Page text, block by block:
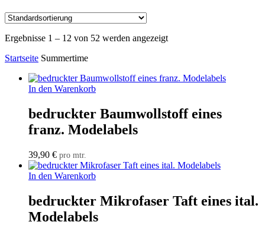
Ergebnisse 1 – 12 von 52 werden angezeigt
Startseite Summertime
In den Warenkorb
bedruckter Baumwollstoff eines
franz. Modelabels
39,90 € pro mtr.
In den Warenkorb
bedruckter Mikrofaser Taft eines ital.
Modelabels